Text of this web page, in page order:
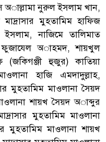
অাল্লামা নুরুল ইসলাম খান,
মুহতামিম হাফিজ
নাজিমে তালিমাত
ফুজাযেল অাহমদ, শায়খুল
(জকিগঞ্জী হুজুর) কাতিয়া
হাজি এমদাদুল্লাহ,
মুহতামিম মাওলানা সৈয়দ
শায়খ সৈয়দ অাব্দুর
মুহতামিম মাওলানা
মুহতামিম মাওলানা শায়খ